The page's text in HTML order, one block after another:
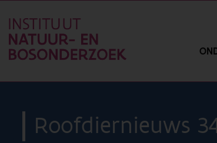
Roofdiernieuws